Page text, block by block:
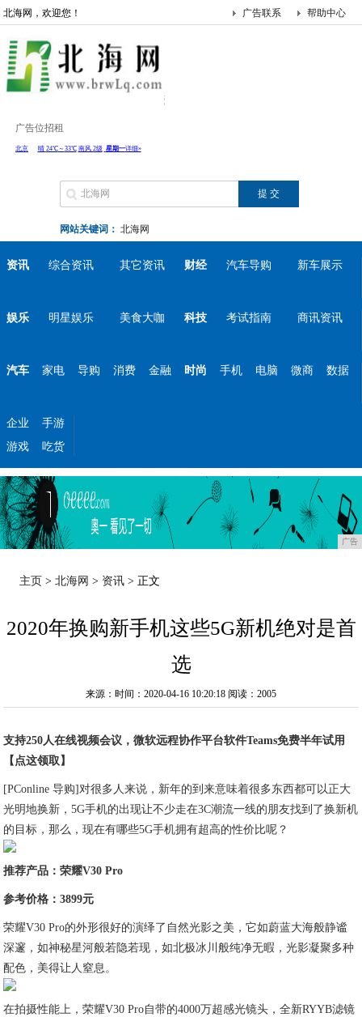
北海网，欢迎您！ 帮助中心
广告联系
广告位招租
网站关键词： 北海网
资讯 综合资讯 其它资讯 财经 汽车导购 新车展示
娱乐 明星娱乐 美食大咖 科技 考试指南 商讯资讯
汽车 家电 导购 消费 金融 时尚 手机 电脑 微商 数据
企业
手游
游戏
吃货
广告
主页 >北海网 > 资讯 > 正文
2020年换购新手机这些5G新机绝对是首
选
来源：时间：2020-04-16 10:20:18 阅读：2005
支持250人在线视频会议，微软远程协作平台软件Teams免费半年试用
【点这领取】
[PConline 导购]对很多人来说，新年的到来意味着很多东西都可以正大
光明地换新，5G手机的出现让不少走在3C潮流一线的朋友找到了换新机
的目标，那么，现在有哪些5G手机拥有超高的性价比呢？
推荐产品：荣耀V30 Pro
参考价格：3899元
荣耀V30 Pro的外形很好的演绎了自然光影之美，它如蔚蓝大海般静谧
深邃，如神秘星河般若隐若现，如北极冰川般纯净无暇，光影凝聚多种
配色，美得让人窒息。
在拍摄性能上，荣耀V30 Pro自带的4000万超感光镜头，全新RYYB滤镜